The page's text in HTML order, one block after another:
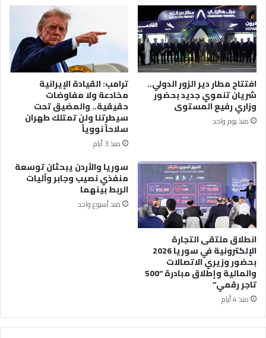
افتتاح مطار دير الزور الدولي..
شريان تنموي جديد بحضور
وزاري رفيع المستوى
منذ يوم واحد
ترامب: القيادة الإيرانية
مخادعة ولا مفاوضات
حقيقية.. والمضيق تحت
سيطرتنا ولن تمتلك طهران
سلاحاً نووياً
منذ 3 أيام
انطلاق ملتقى التجارة
الإلكترونية في سوريا 2026
بحضور وزيري الاتصالات
والمالية وإطلاق مبادرة “500
تاجر رقمي”
منذ 4 أيام
سوريا والأردن يبحثان توسعة
منفذي نصيب وجابر وآليات
الربط بينهما
منذ أسبوع واحد